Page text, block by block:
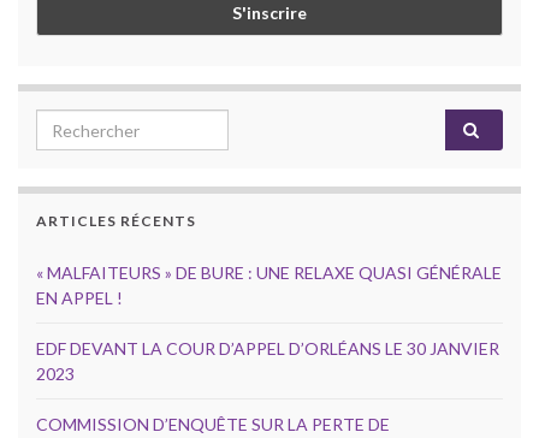
Search for:
ARTICLES RÉCENTS
« MALFAITEURS » DE BURE : UNE RELAXE QUASI GÉNÉRALE
EN APPEL !
EDF DEVANT LA COUR D’APPEL D’ORLÉANS LE 30 JANVIER
2023
COMMISSION D’ENQUÊTE SUR LA PERTE DE